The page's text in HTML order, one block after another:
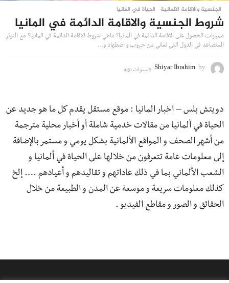
الجنسية والاقامة الالمانية ,
الحياة في المانيا
شروط الجنسية والاقامة الدائمة في المانيا
مميزات الحصول على الاقامة الدائمة في المانيا؟ ماهي شروط الاقامة الدائمة في المانيا؟ مع التوتر
المتصاعد في الدول التي تعاني من حروب و اضطهاد و...
by
Shiyar Ibrahim 9 سنوات ago
ا
a
دويتش بلس – اخبار المانيا : موقع مستقل يقدم كل ما هو جديد عن
الحياة في ألمانيا من مقالات خدمية شاملة أو أخبار محلية مترجمة
من أشهر الصحف و المواقع الألمانية بشكل يومي و مستمر بالإضافة
إلى معلومات عامة تتعرفون من خلالها على الحياة في ألمانيا و
الشعب الألماني بما في ذلك عاداتهم و تقاليدهم و أعيادهم …. إلخ
كذلك معلومات سريعة و موسعة عن المدن و الطبيعة من خلال
الحقائق و الصور و مقاطع الفيديو .